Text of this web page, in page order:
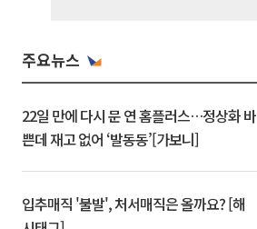
주요뉴스
22일 만에 다시 문 연 홈플러스…정상화 바
쁜데 재고 없어 ‘발동동’[가보니]
입추매직 '불발', 처서매직은 올까요? [해